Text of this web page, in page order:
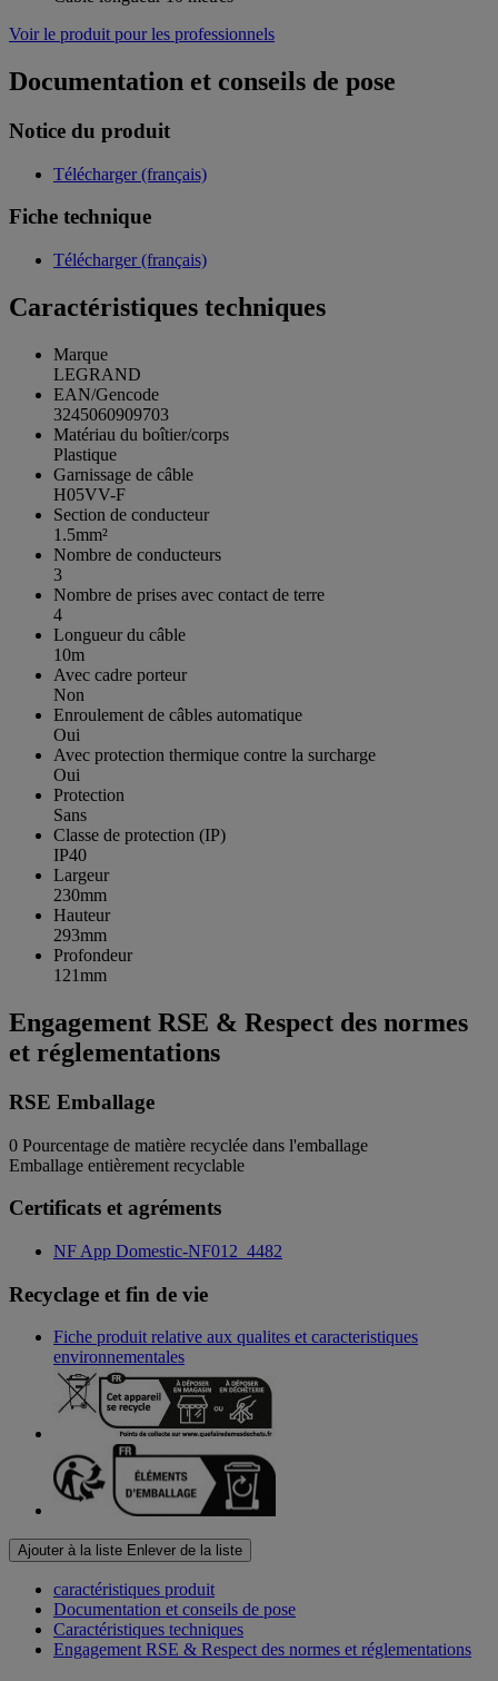
Voir le produit pour les professionnels
Documentation et conseils de pose
Notice du produit
Télécharger (français)
Fiche technique
Télécharger (français)
Caractéristiques techniques
Marque
LEGRAND
EAN/Gencode
3245060909703
Matériau du boîtier/corps
Plastique
Garnissage de câble
H05VV-F
Section de conducteur
1.5mm²
Nombre de conducteurs
3
Nombre de prises avec contact de terre
4
Longueur du câble
10m
Avec cadre porteur
Non
Enroulement de câbles automatique
Oui
Avec protection thermique contre la surcharge
Oui
Protection
Sans
Classe de protection (IP)
IP40
Largeur
230mm
Hauteur
293mm
Profondeur
121mm
Engagement RSE & Respect des normes
et réglementations
RSE Emballage
0 Pourcentage de matière recyclée dans l'emballage
Emballage entièrement recyclable
Certificats et agréments
NF App Domestic-NF012_4482
Recyclage et fin de vie
Fiche produit relative aux qualites et caracteristiques
environnementales
Ajouter à la liste Enlever de la liste
caractéristiques produit
Documentation et conseils de pose
Caractéristiques techniques
Engagement RSE & Respect des normes et réglementations